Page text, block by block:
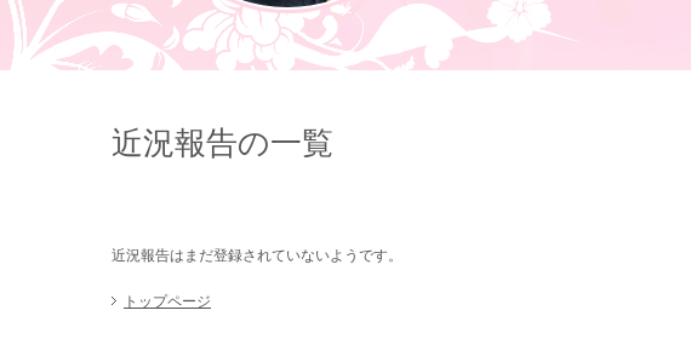
近況報告の一覧
近況報告はまだ登録されていないようです。
トップページ